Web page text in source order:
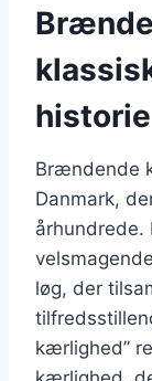
historie
Brændende
Danmark,
århundrede.
løg, der
kærlighed”